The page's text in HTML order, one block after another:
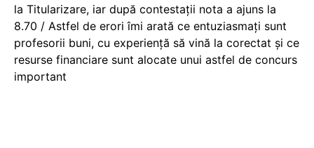
la Titularizare, iar după contestații nota a ajuns la
8.70 / Astfel de erori îmi arată ce entuziasmați sunt
profesorii buni, cu experiență să vină la corectat și ce
resurse financiare sunt alocate unui astfel de concurs
important